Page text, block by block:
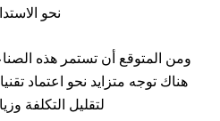
نحو
ومن المتوقع أن تستمر هذه
هناك توجه متزايد نحو اعتماد
لتقليل التكلفة